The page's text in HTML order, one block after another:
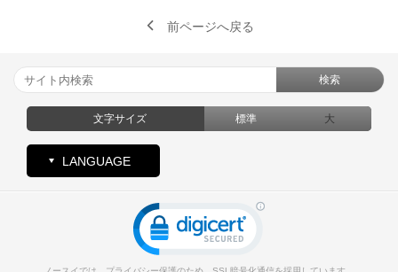
前ページへ戻る
検索
文字サイズ 大
標準
LANGUAGE